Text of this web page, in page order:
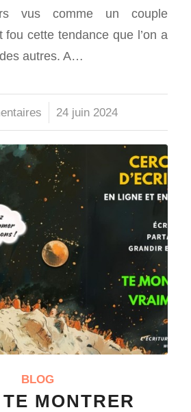
vus comme un couple
cette tendance que l’on a
autres. A…
/ 24 juin 2024
BLOG
MONTRER